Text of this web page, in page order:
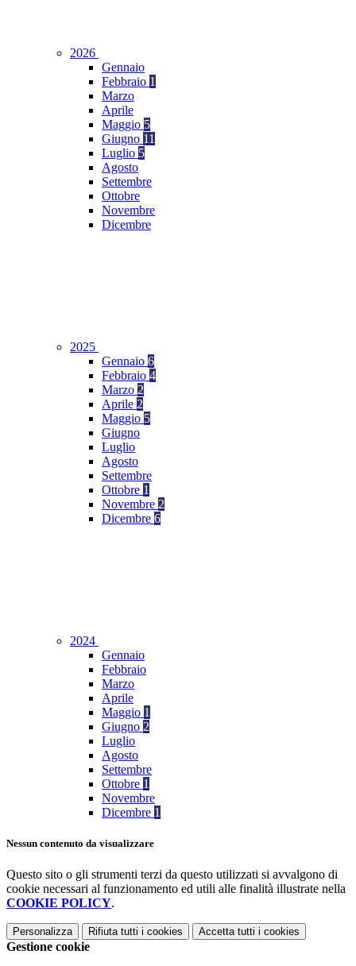
2026
Gennaio
Febbraio 1
Marzo
Aprile
Maggio 5
Giugno 11
Luglio 5
Agosto
Settembre
Ottobre
Novembre
Dicembre
2025
Gennaio 6
Febbraio 4
Marzo 2
Aprile 2
Maggio 5
Giugno
Luglio
Agosto
Settembre
Ottobre 1
Novembre 2
Dicembre 6
2024
Gennaio
Febbraio
Marzo
Aprile
Maggio 1
Giugno 2
Luglio
Agosto
Settembre
Ottobre 1
Novembre
Dicembre 1
Nessun contenuto da visualizzare
Questo sito o gli strumenti terzi da questo utilizzati si avvalgono di
cookie necessari al funzionamento ed utili alle finalità illustrate nella
COOKIE POLICY.
Personalizza Rifiuta tutti i cookies Accetta tutti i cookies
Gestione cookie